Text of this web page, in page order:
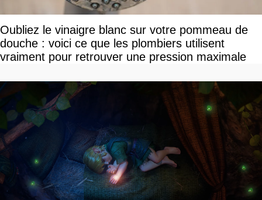
Oubliez le vinaigre blanc sur votre pommeau de
douche : voici ce que les plombiers utilisent
vraiment pour retrouver une pression maximale